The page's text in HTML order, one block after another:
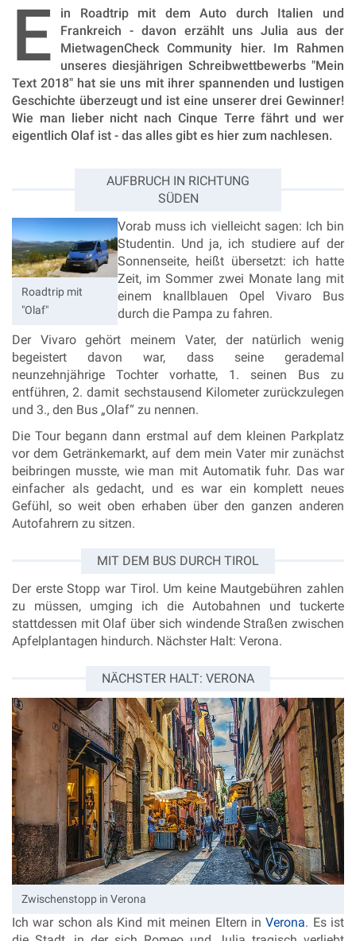
E
in Roadtrip mit dem Auto durch Italien und
Frankreich - davon erzählt uns Julia aus der
MietwagenCheck Community hier. Im Rahmen
unseres diesjährigen Schreibwettbewerbs "Mein
Text 2018" hat sie uns mit ihrer spannenden und lustigen
Geschichte überzeugt und ist eine unserer drei Gewinner!
Wie man lieber nicht nach Cinque Terre fährt und wer
eigentlich Olaf ist - das alles gibt es hier zum nachlesen.
AUFBRUCH IN RICHTUNG
SÜDEN
Roadtrip mit
"Olaf"
Vorab muss ich vielleicht sagen: Ich bin
Studentin. Und ja, ich studiere auf der
Sonnenseite, heißt übersetzt: ich hatte
Zeit, im Sommer zwei Monate lang mit
einem knallblauen Opel Vivaro Bus
durch die Pampa zu fahren.
Der Vivaro gehört meinem Vater, der natürlich wenig
begeistert davon war, dass seine gerademal
neunzehnjährige Tochter vorhatte, 1. seinen Bus zu
entführen, 2. damit sechstausend Kilometer zurückzulegen
und 3., den Bus „Olaf“ zu nennen.
Die Tour begann dann erstmal auf dem kleinen Parkplatz
vor dem Getränkemarkt, auf dem mein Vater mir zunächst
beibringen musste, wie man mit Automatik fuhr. Das war
einfacher als gedacht, und es war ein komplett neues
Gefühl, so weit oben erhaben über den ganzen anderen
Autofahrern zu sitzen.
MIT DEM BUS DURCH TIROL
Der erste Stopp war Tirol. Um keine Mautgebühren zahlen
zu müssen, umging ich die Autobahnen und tuckerte
stattdessen mit Olaf über sich windende Straßen zwischen
Apfelplantagen hindurch. Nächster Halt: Verona.
NÄCHSTER HALT: VERONA
Zwischenstopp in Verona
Ich war schon als Kind mit meinen Eltern inVerona. Es ist